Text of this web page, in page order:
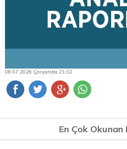
08.07.2026 Çarşamba 21:02
En Çok